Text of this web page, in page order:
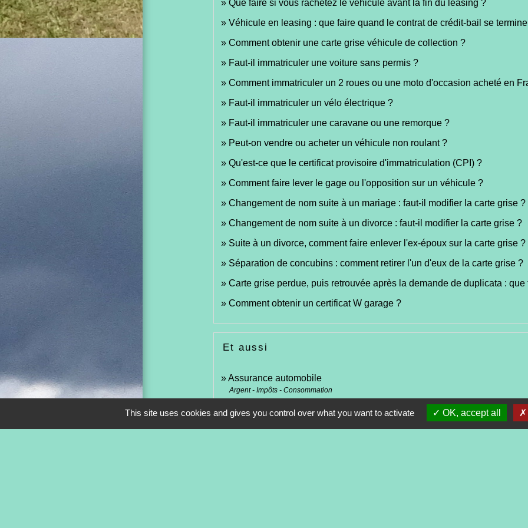
Que faire si vous rachetez le véhicule avant la fin du leasing ?
Véhicule en leasing : que faire quand le contrat de crédit-bail se
Comment obtenir une carte grise véhicule de collection ?
Faut-il immatriculer une voiture sans permis ?
Comment immatriculer un 2 roues ou une moto d'occasion acheté en
Faut-il immatriculer un vélo électrique ?
Faut-il immatriculer une caravane ou une remorque ?
Peut-on vendre ou acheter un véhicule non roulant ?
Qu'est-ce que le certificat provisoire d'immatriculation (CPI) ?
Comment faire lever le gage ou l'opposition sur un véhicule ?
Changement de nom suite à un mariage : faut-il modifier la carte grise ?
Changement de nom suite à un divorce : faut-il modifier la carte grise ?
Suite à un divorce, comment faire enlever l'ex-époux sur la carte grise ?
Séparation de concubins : comment retirer l'un d'eux de la carte grise ?
Carte grise perdue, puis retrouvée après la demande de duplicata : que
Comment obtenir un certificat W garage ?
Et aussi
Assurance automobile
Argent - Impôts - Consommation
Véhicule
Argent - Impôts - Consommation
This site uses cookies and gives you control over what you want to activate OK, accept all